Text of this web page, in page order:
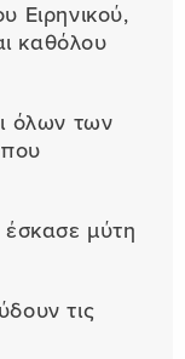
Ειρηνικού,
καθόλου
όλων των
μύτη
τις